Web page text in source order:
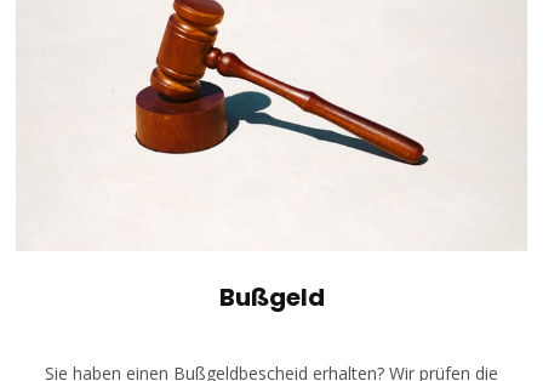
Bußgeld
Sie haben einen Bußgeldbescheid erhalten? Wir prüfen die